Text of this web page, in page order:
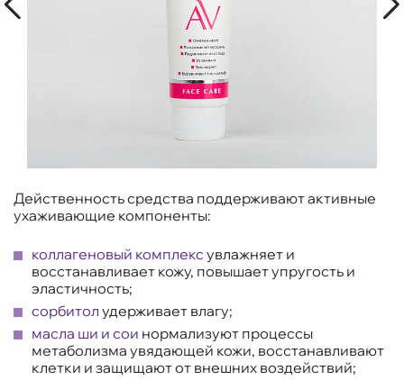
Действенность средства поддерживают активные
ухаживающие компоненты:
коллагеновый комплекс увлажняет и
восстанавливает кожу, повышает упругость и
эластичность;
сорбитол удерживает влагу;
масла ши и сои нормализуют процессы
метаболизма увядающей кожи, восстанавливают
клетки и защищают от внешних воздействий;